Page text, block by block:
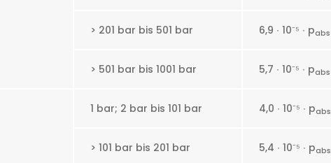
> 201 bar bis 501 bar 6,9 ∙ 10⁻⁵ ∙ pabs
> 501 bar bis 1001 bar 5,7 ∙ 10⁻⁵ ∙ pabs
1 bar; 2 bar bis 101 bar 4,0 ∙ 10⁻⁵ ∙ pabs
> 101 bar bis 201 bar
5,4 ∙ 10⁻⁵ ∙ pabs